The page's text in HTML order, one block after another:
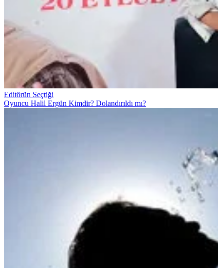
Editörün Seçtiği
Oyuncu Halil Ergün Kimdir? Dolandırıldı mı?